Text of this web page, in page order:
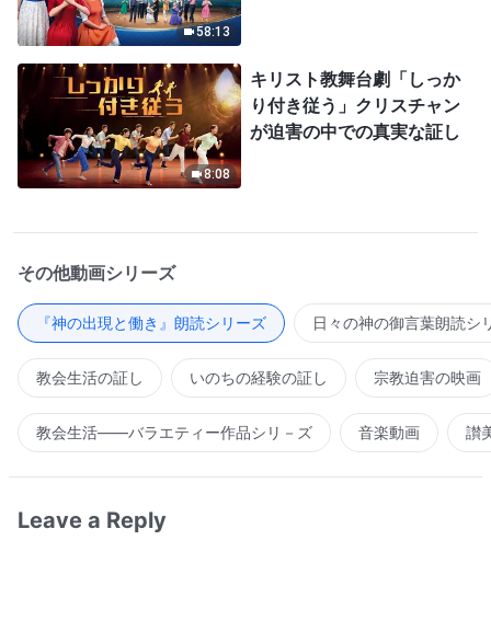
58:13
8:08
キリスト教舞台劇「しっか
り付き従う」クリスチャン
が迫害の中での真実な証し
その他動画シリーズ
『神の出現と働き』朗読シリーズ 日々の神の御言葉朗読シ
教会生活の証し いのちの経験の証し 宗教迫害の映画
教会生活――バラエティー作品シリ－ズ 音楽動画 讃
Leave a Reply